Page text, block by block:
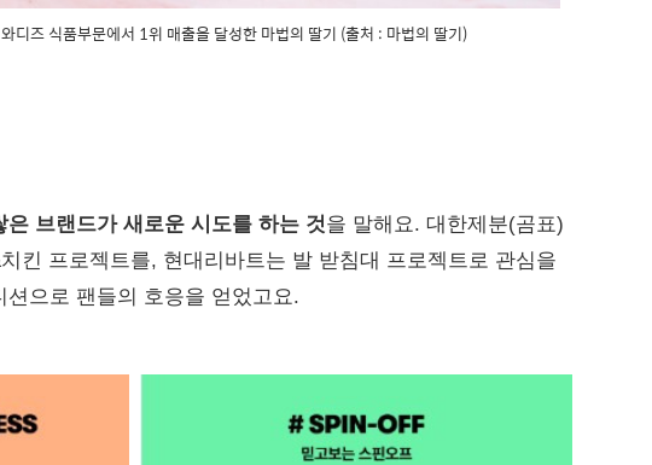
디즈 식품부문에서 1위 매출을 달성한 마법의 딸기 (출처 : 마법의 딸기)
브랜드가 새로운 시도를 하는 것을 말해요. 대한제분(곰표)
킨 프로젝트를, 현대리바트는 발 받침대 프로젝트로 관심을
으로 팬들의 호응을 얻었고요.